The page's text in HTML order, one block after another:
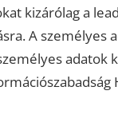
kizárólag a
A személyes
adatok